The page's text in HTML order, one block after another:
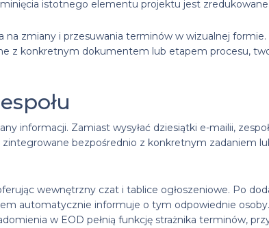
istotnego elementu projektu jest zredukowane.
zmiany i przesuwania terminów w wizualnej formie.
z konkretnym dokumentem lub etapem procesu,
informacji. Zamiast wysyłać dziesiątki e-mailii,
bezpośrednio z konkretnym zadaniem
wewnętrzny czat i tablice ogłoszeniowe. Po
automatycznie informuje o tym odpowiednie
w EOD pełnią funkcję strażnika terminów,